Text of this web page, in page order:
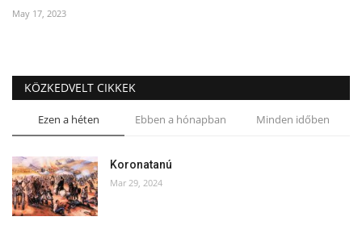
May 17, 2023
KÖZKEDVELT CIKKEK
Ezen a héten Ebben a hónapban Minden időben
Koronatanú
Mar 29, 2024